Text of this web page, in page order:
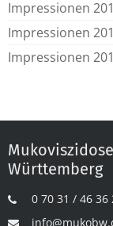
Impressionen
Impressionen
Impressionen
Württemberg
0 70 31 / 46 36